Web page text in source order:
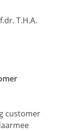
T.H.A.
customer